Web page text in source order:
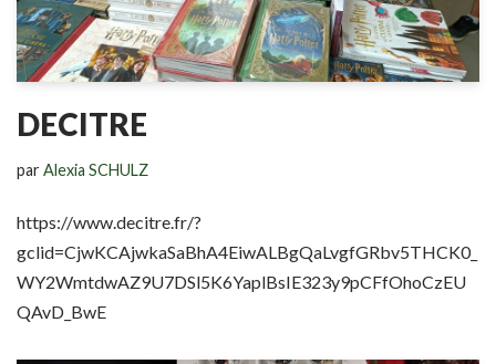
DECITRE
parAlexia SCHULZ
https://www.decitre.fr/?
gclid=CjwKCAjwkaSaBhA4EiwALBgQaLvgfGRbv5THCK0_
WY2WmtdwAZ9U7DSl5K6YaplBsIE323y9pCFfOhoCzEU
QAvD_BwE